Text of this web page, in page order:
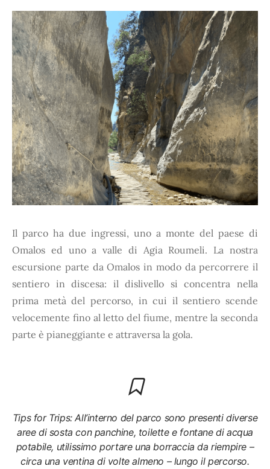
Il parco ha due ingressi, uno a monte del paese di
Omalos ed uno a valle di Agia Roumeli. La nostra
escursione parte da Omalos in modo da percorrere il
sentiero in discesa: il dislivello si concentra nella
prima metà del percorso, in cui il sentiero scende
velocemente fino al letto del fiume, mentre la seconda
parte è pianeggiante e attraversa la gola.
Tips for Trips: All’interno del parco sono presenti diverse
aree di sosta con panchine, toilette e fontane di acqua
potabile, utilissimo portare una borraccia da riempire –
circa una ventina di volte almeno – lungo il percorso.